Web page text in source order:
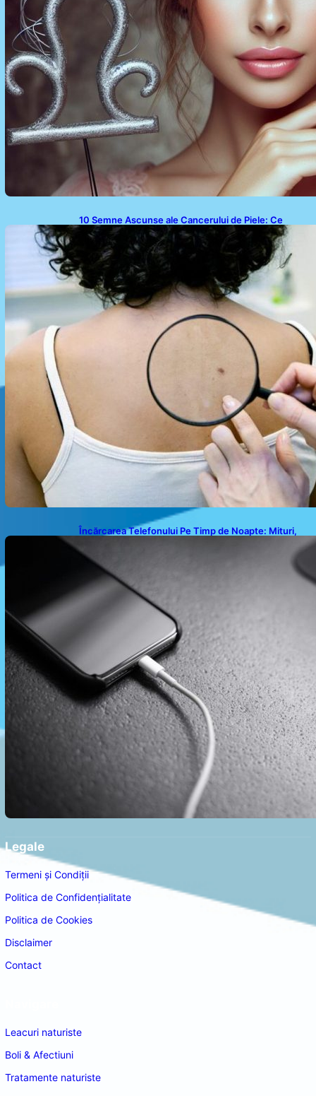
10 Semne Ascunse ale Cancerului de Piele: Ce
Trebuie să Știm pentru a Ne Proteja
Încărcarea Telefonului Pe Timp de Noapte: Mituri,
Legale
Termeni și Condiții
Politica de Confidențialitate
Politica de Cookies
Disclaimer
Contact
Leacuri naturiste
Boli & Afectiuni
Tratamente naturiste